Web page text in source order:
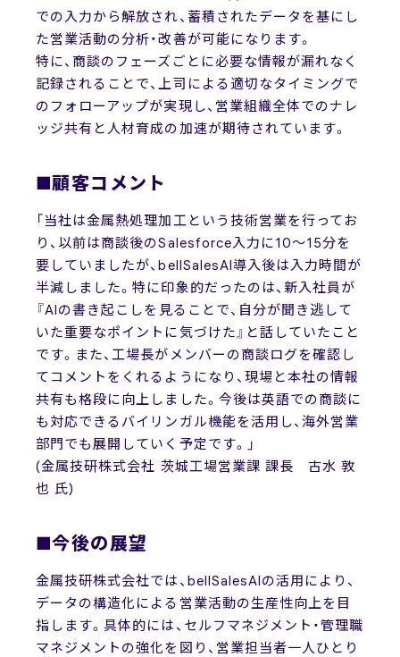
での入力から解放され、蓄積されたデータを基にし
た営業活動の分析・改善が可能になります。
特に、商談のフェーズごとに必要な情報が漏れなく
記録されることで、上司による適切なタイミングで
のフォローアップが実現し、営業組織全体でのナレ
ッジ共有と人材育成の加速が期待されています。
■顧客コメント
「当社は金属熱処理加工という技術営業を行ってお
り、以前は商談後のSalesforce入力に10～15分を
要していましたが、bellSalesAI導入後は入力時間が
半減しました。特に印象的だったのは、新入社員が
『AIの書き起こしを見ることで、自分が聞き逃して
いた重要なポイントに気づけた』と話していたこと
です。また、工場長がメンバーの商談ログを確認し
てコメントをくれるようになり、現場と本社の情報
共有も格段に向上しました。今後は英語での商談に
も対応できるバイリンガル機能を活用し、海外営業
部門でも展開していく予定です。」
(金属技研株式会社 茨城工場営業課 課長 古水 敦
也 氏)
■今後の展望
金属技研株式会社では、bellSalesAIの活用により、
データの構造化による営業活動の生産性向上を目
指します。具体的には、セルフマネジメント・管理職
マネジメントの強化を図り、営業担当者一人ひとり